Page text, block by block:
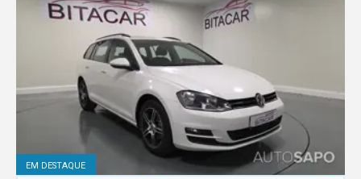
EM DESTAQUE